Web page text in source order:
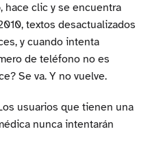
hace clic y se encuentra
textos desactualizados
y cuando intenta
de teléfono no es
Se va. Y no vuelve.
usuarios que tienen una
nunca intentarán